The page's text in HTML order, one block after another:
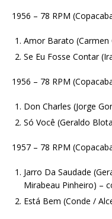
1956 – 78 RPM
Amor Barato
Se Eu Fosse Contar
1956 – 78 RPM
Don Charles (Jorge
Só Você (Geraldo
1957 – 78 RPM
Jarro Da Saudade
Mirabeau Pinheiro) –
Está Bem (Conde /